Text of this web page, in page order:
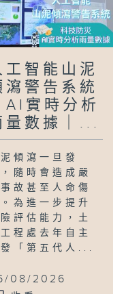
工智能山泥
瀉警告系統
AI實時分析
量數據｜...
傾瀉一旦發
隨時會造成嚴
故甚至人命傷
為進一步提升
評估能力，土
程處去年自主
「第五代人...
08/2026